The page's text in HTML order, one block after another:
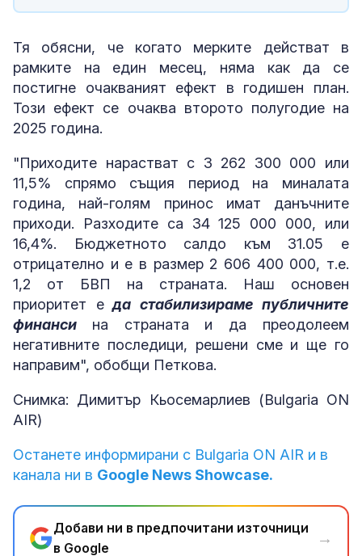
Тя обясни, че когато мерките действат в
рамките на един месец, няма как да се
постигне очакваният ефект в годишен план.
Този ефект се очаква второто полугодие на
2025 година.
"Приходите нарастват с 3 262 300 000 или
11,5% спрямо същия период на миналата
година, най-голям принос имат данъчните
приходи. Разходите са 34 125 000 000, или
16,4%. Бюджетното салдо към 31.05 е
отрицателно и е в размер 2 606 400 000, т.е.
1,2 от БВП на страната. Наш основен
приоритет еда стабилизираме публичните
финанси на страната и да преодолеем
негативните последици, решени сме и ще го
направим", обобщи Петкова.
Снимка: Димитър Кьосемарлиев (Bulgaria ON
AIR)
Останете информирани с Bulgaria ON AIR и в
канала ни в Google News Showcase.
Добави ни в предпочитани източници
в Google
→